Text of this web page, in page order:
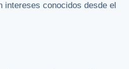
intereses conocidos desde el